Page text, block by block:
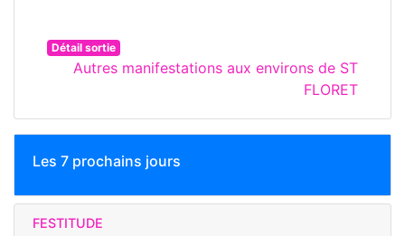
Détail sortie
Autres manifestations aux environs de ST
FLORET
Les 7 prochains jours
FESTITUDE